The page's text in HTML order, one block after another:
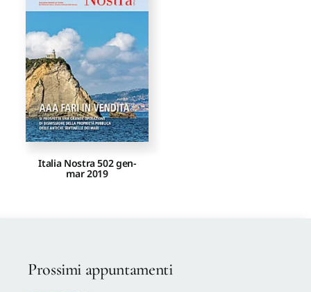
Proposte di pubblicazione
Gangemi Editore
Newsletter
Italia Nostra 502 gen-
mar 2019
Prossimi appuntamenti